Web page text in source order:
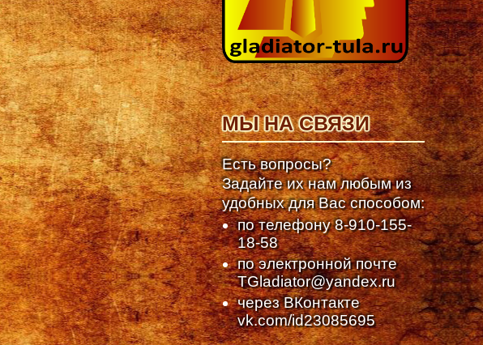
МЫ НА СВЯЗИ
Есть вопросы?
Задайте их нам любым из
удобных для Вас способом:
по телефону8-910-155-
18-58
по электронной почте
TGladiator@yandex.ru
через ВКонтакте
vk.com/id23085695